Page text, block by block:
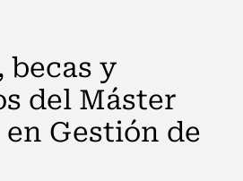
y
del Máster
Gestión de